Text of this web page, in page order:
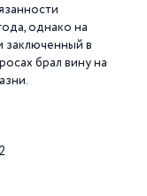
однако на
заключенный в
брал вину на